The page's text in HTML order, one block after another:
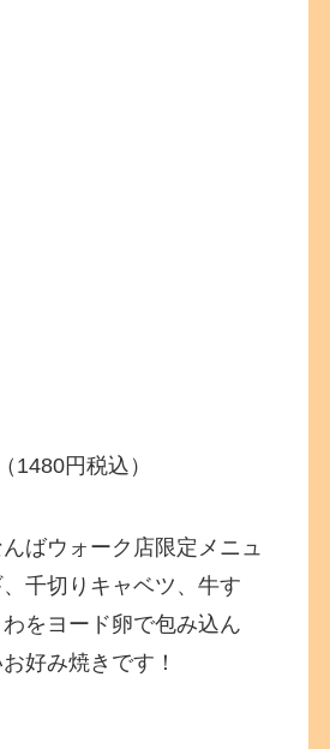
1480円税込）
ばウォーク店限定メニュ
千切りキャベツ、牛す
をヨード卵で包み込ん
好み焼きです！